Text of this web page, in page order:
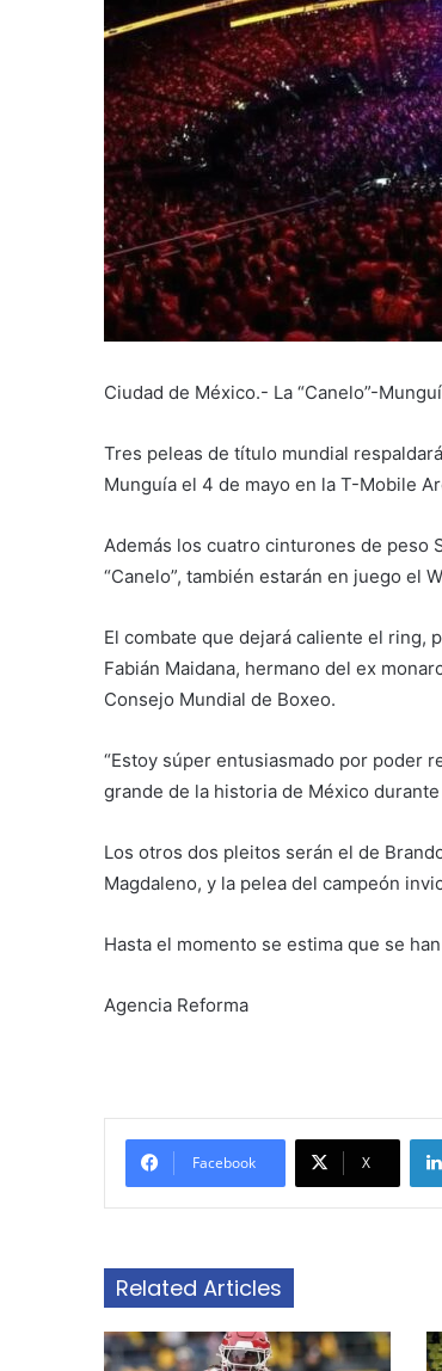
Ciudad de México.- La “Canelo”-
Tres peleas de título mundial
Munguía el 4 de mayo en la T-Mobile
Además los cuatro cinturones de peso
“Canelo”, también estarán en juego el
El combate que dejará caliente el ring,
Fabián Maidana, hermano del ex
Consejo Mundial de Boxeo.
“Estoy súper entusiasmado por poder
grande de la historia de México
Los otros dos pleitos serán el de
Magdaleno, y la pelea del campeón
Hasta el momento se estima que se
Agencia Reforma
Facebook X
Related Articles